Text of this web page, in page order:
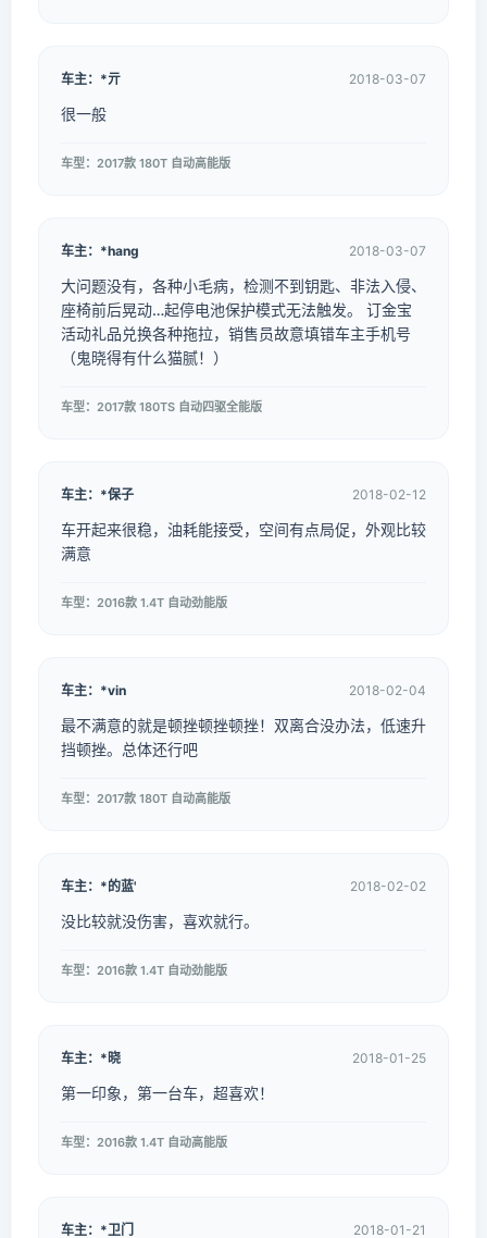
车主：*亓 2018-03-07
很一般
车型：2017款 180T 自动高能版
车主：*hang 2018-03-07
大问题没有，各种小毛病，检测不到钥匙、非法入侵、
座椅前后晃动…起停电池保护模式无法触发。 订金宝
活动礼品兑换各种拖拉，销售员故意填错车主手机号
（鬼晓得有什么猫腻！）
车型：2017款 180TS 自动四驱全能版
车主：*保子 2018-02-12
车开起来很稳，油耗能接受，空间有点局促，外观比较
满意
车型：2016款 1.4T 自动劲能版
车主：*vin 2018-02-04
最不满意的就是顿挫顿挫顿挫！双离合没办法，低速升
挡顿挫。总体还行吧
车型：2017款 180T 自动高能版
车主：*的蓝' 2018-02-02
没比较就没伤害，喜欢就行。
车型：2016款 1.4T 自动劲能版
车主：*晓 2018-01-25
第一印象，第一台车，超喜欢！
车型：2016款 1.4T 自动高能版
车主：*卫门 2018-01-21